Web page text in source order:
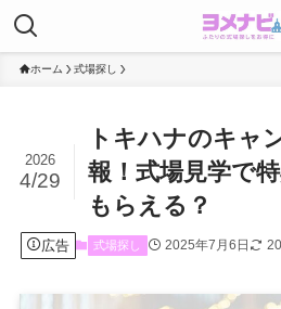
ホーム 式場探し
トキハナのキャ
報！式場見学で
もらえる？
2026
4/29
広告 式場探し 2025年7月6日